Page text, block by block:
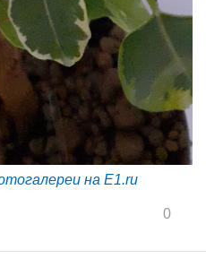
на E1.ru
0